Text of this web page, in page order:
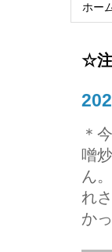
ホー
☆
＊
噌
ん
れ
か